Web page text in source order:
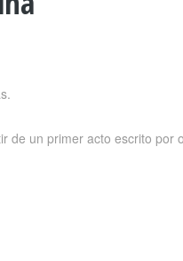
de un primer acto escrito